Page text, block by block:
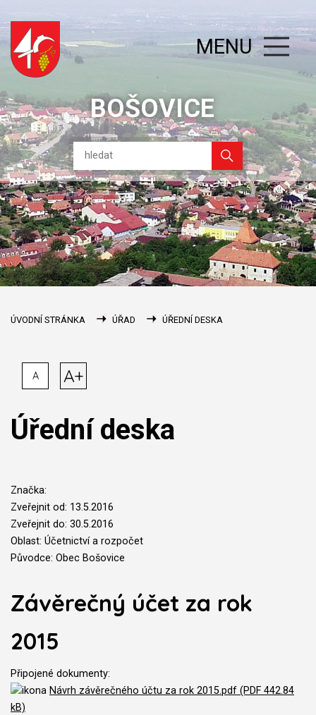
BOŠOVICE
MENU
ÚVODNÍ STRÁNKA ÚŘAD ÚŘEDNÍ DESKA
A A+
Úřední deska
Značka:
Zveřejnit od: 13.5.2016
Zveřejnit do: 30.5.2016
Oblast: Účetnictví a rozpočet
Původce: Obec Bošovice
Závěrečný účet za rok
2015
Připojené dokumenty:
Návrh závěrečného účtu za rok 2015.pdf (PDF 442.84
kB)